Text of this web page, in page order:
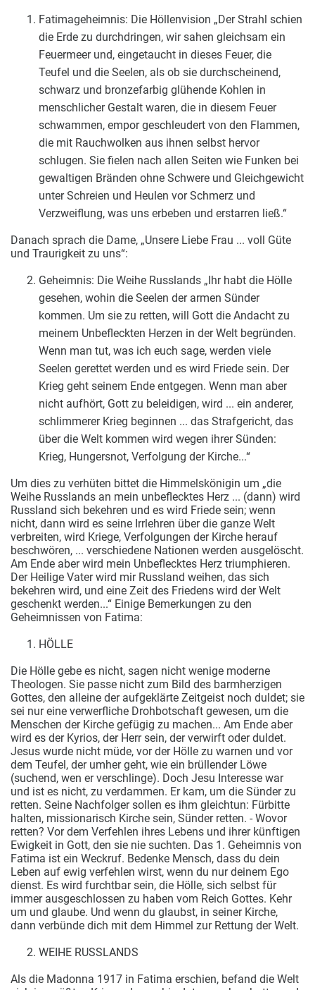
Fatimageheimnis: Die Höllenvision „Der Strahl schien
die Erde zu durchdringen, wir sahen gleichsam ein
Feuermeer und, eingetaucht in dieses Feuer, die
Teufel und die Seelen, als ob sie durchscheinend,
schwarz und bronzefarbig glühende Kohlen in
menschlicher Gestalt waren, die in diesem Feuer
schwammen, empor geschleudert von den Flammen,
die mit Rauchwolken aus ihnen selbst hervor
schlugen. Sie fielen nach allen Seiten wie Funken bei
gewaltigen Bränden ohne Schwere und Gleichgewicht
unter Schreien und Heulen vor Schmerz und
Verzweiflung, was uns erbeben und erstarren ließ.“
Danach sprach die Dame, „Unsere Liebe Frau ... voll Güte
und Traurigkeit zu uns“:
Geheimnis: Die Weihe Russlands „Ihr habt die Hölle
gesehen, wohin die Seelen der armen Sünder
kommen. Um sie zu retten, will Gott die Andacht zu
meinem Unbefleckten Herzen in der Welt begründen.
Wenn man tut, was ich euch sage, werden viele
Seelen gerettet werden und es wird Friede sein. Der
Krieg geht seinem Ende entgegen. Wenn man aber
nicht aufhört, Gott zu beleidigen, wird ... ein anderer,
schlimmerer Krieg beginnen ... das Strafgericht, das
über die Welt kommen wird wegen ihrer Sünden:
Krieg, Hungersnot, Verfolgung der Kirche...“
Um dies zu verhüten bittet die Himmelskönigin um „die
Weihe Russlands an mein unbeflecktes Herz ... (dann) wird
Russland sich bekehren und es wird Friede sein; wenn
nicht, dann wird es seine Irrlehren über die ganze Welt
verbreiten, wird Kriege, Verfolgungen der Kirche herauf
beschwören, ... verschiedene Nationen werden ausgelöscht.
Am Ende aber wird mein Unbeflecktes Herz triumphieren.
Der Heilige Vater wird mir Russland weihen, das sich
bekehren wird, und eine Zeit des Friedens wird der Welt
geschenkt werden...“ Einige Bemerkungen zu den
Geheimnissen von Fatima:
HÖLLE
Die Hölle gebe es nicht, sagen nicht wenige moderne
Theologen. Sie passe nicht zum Bild des barmherzigen
Gottes, den alleine der aufgeklärte Zeitgeist noch duldet; sie
sei nur eine verwerfliche Drohbotschaft gewesen, um die
Menschen der Kirche gefügig zu machen... Am Ende aber
wird es der Kyrios, der Herr sein, der verwirft oder duldet.
Jesus wurde nicht müde, vor der Hölle zu warnen und vor
dem Teufel, der umher geht, wie ein brüllender Löwe
(suchend, wen er verschlinge). Doch Jesu Interesse war
und ist es nicht, zu verdammen. Er kam, um die Sünder zu
retten. Seine Nachfolger sollen es ihm gleichtun: Fürbitte
halten, missionarisch Kirche sein, Sünder retten. - Wovor
retten? Vor dem Verfehlen ihres Lebens und ihrer künftigen
Ewigkeit in Gott, den sie nie suchten. Das 1. Geheimnis von
Fatima ist ein Weckruf. Bedenke Mensch, dass du dein
Leben auf ewig verfehlen wirst, wenn du nur deinem Ego
dienst. Es wird furchtbar sein, die Hölle, sich selbst für
immer ausgeschlossen zu haben vom Reich Gottes. Kehr
um und glaube. Und wenn du glaubst, in seiner Kirche,
dann verbünde dich mit dem Himmel zur Rettung der Welt.
WEIHE RUSSLANDS
Als die Madonna 1917 in Fatima erschien, befand die Welt